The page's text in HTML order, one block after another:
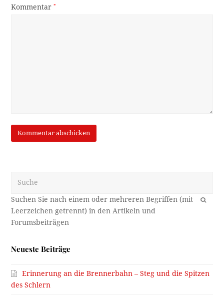
Kommentar*
OK
Neueste Beiträge
Erinnerung an die Brennerbahn – Steg und die Spitzen
des Schlern